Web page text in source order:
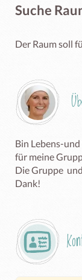
Suche
Der Raum soll
Bin Lebens-
für meine
Die Gruppe
Dank!